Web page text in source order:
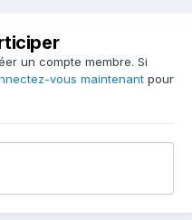
un compte membre. Si
vous maintenant pour